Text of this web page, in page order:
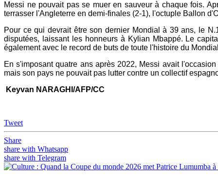
Messi ne pouvait pas se muer en sauveur à chaque fois.
terrasser l'Angleterre en demi-finales (2-1), l'octuple Ballon
Pour ce qui devrait être son dernier Mondial à 39 ans, le
disputées, laissant les honneurs à Kylian Mbappé. Le
également avec le record de buts de toute l'histoire du
En s'imposant quatre ans après 2022, Messi avait
mais son pays ne pouvait pas lutter contre un collectif
Keyvan NARAGHI/AFP/CC
Tweet
Share
share with Whatsapp
share with Telegram